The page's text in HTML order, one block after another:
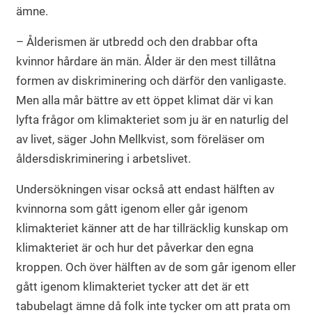
ämne.
– Ålderismen är utbredd och den drabbar ofta
kvinnor hårdare än män. Ålder är den mest tillåtna
formen av diskriminering och därför den vanligaste.
Men alla mår bättre av ett öppet klimat där vi kan
lyfta frågor om klimakteriet som ju är en naturlig del
av livet, säger John Mellkvist, som föreläser om
åldersdiskriminering i arbetslivet.
Undersökningen visar också att endast hälften av
kvinnorna som gått igenom eller går igenom
klimakteriet känner att de har tillräcklig kunskap om
klimakteriet är och hur det påverkar den egna
kroppen. Och över hälften av de som går igenom eller
gått igenom klimakteriet tycker att det är ett
tabubelagt ämne då folk inte tycker om att prata om